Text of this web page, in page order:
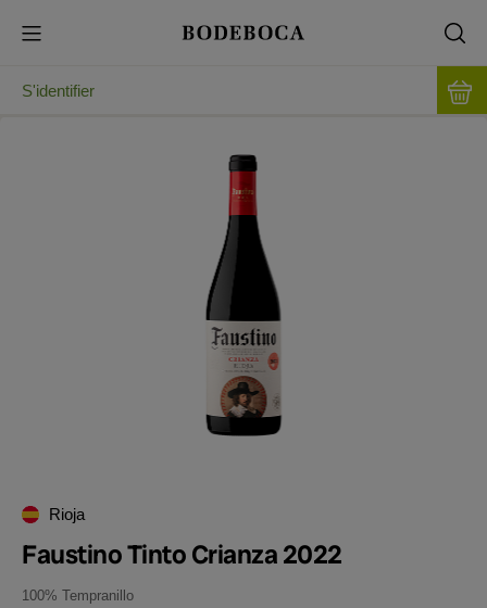
S'identifier
Rioja
Faustino Tinto Crianza 2022
100% Tempranillo